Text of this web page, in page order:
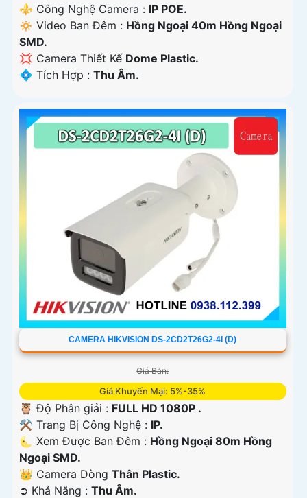
⚜️ Công Nghệ Camera : IP POE.
🔅 Video Ban Đêm : Hồng Ngoại 40m Hồng Ngoại
SMD.
💢 Camera Thiết Kế Dome Plastic.
️💠 Tích Hợp : Thu Âm.
CAMERA HIKVISION DS-2CD2T26G2-4I (D)
Giá Bán:
Giá Khuyến Mại: 5%-35%
🦉 Độ Phân giải : FULL HD 1080P .
⚒ Trang Bị Công Nghệ : IP.
🌜 Xem Được Ban Đêm : Hồng Ngoại 80m Hồng
Ngoại SMD.
👑 Camera Dòng Thân Plastic.
️➲ Khả Năng : Thu Âm.